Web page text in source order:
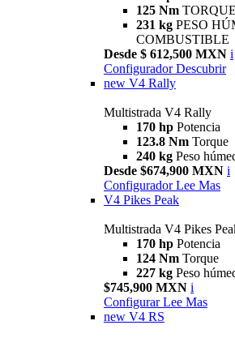
125 Nm TORQUE
231 kg PESO
COMBUSTIBLE
Desde $ 612,500 MXN i
Configurador Descubrir
new V4 Rally
Multistrada V4 Rally
170 hp Potencia
123.8 Nm Torque
240 kg Peso
Desde $674,900 MXN i
Configurador Lee Mas
V4 Pikes Peak
Multistrada V4 Pikes
170 hp Potencia
124 Nm Torque
227 kg Peso
$745,900 MXN i
Configurar Lee Mas
new V4 RS